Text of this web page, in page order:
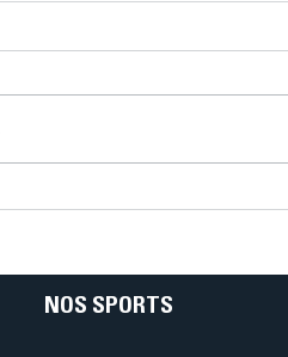
NOS SPORTS